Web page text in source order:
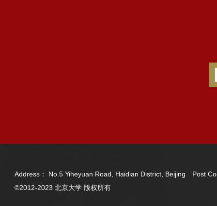
Address： No.5 Yiheyuan Road, Haidian District, Beijing Post
©2012-2023 北京大学 版权所有